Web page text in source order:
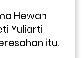
Hewan
Yuliarti
itu.